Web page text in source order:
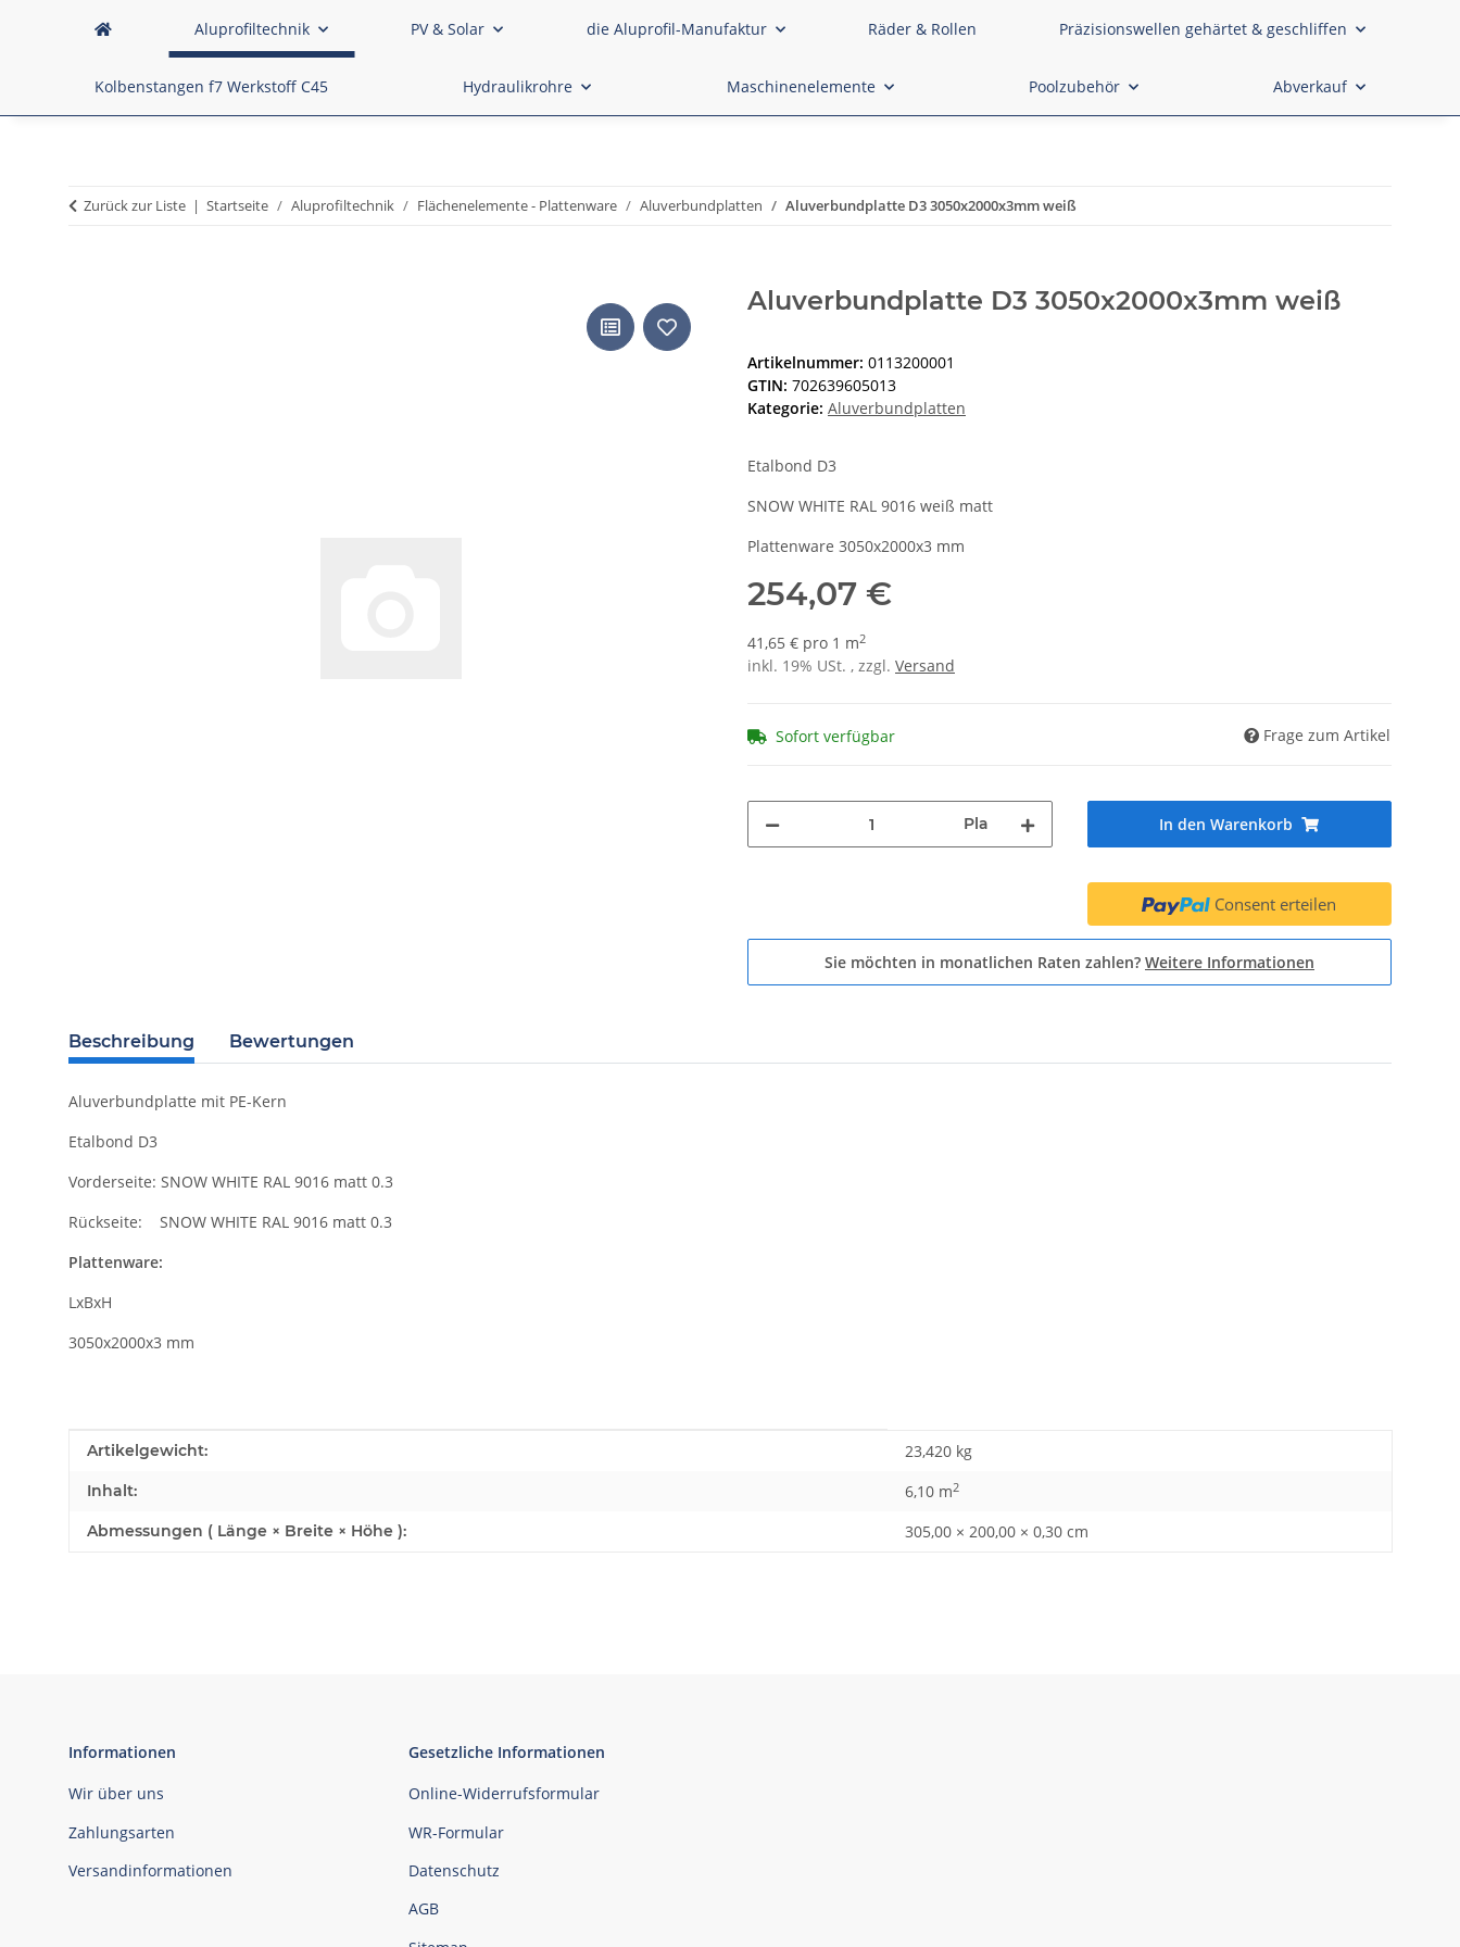
Aluprofiltechnik PV & Solar die Aluprofil-Manufaktur Räder & Rollen Präzisionswellen gehärtet & geschliffen
Kolbenstangen f7 Werkstoff C45 Hydraulikrohre Maschinenelemente Poolzubehör Abverkauf
Zurück zur Liste Startseite Aluprofiltechnik Flächenelemente - Plattenware Aluverbundplatten Aluverbundplatte D3 3050x2000x3mm weiß
Aluverbundplatte D3 3050x2000x3mm weiß
Artikelnummer: 0113200001
GTIN: 702639605013
Kategorie: Aluverbundplatten
Etalbond D3
SNOW WHITE RAL 9016 weiß matt
Plattenware 3050x2000x3 mm
254,07 €
41,65 € pro 1 m2
inkl. 19% USt. , zzgl. Versand
Sofort verfügbar Frage zum Artikel
Pla In den Warenkorb
Consent erteilen
Sie möchten in monatlichen Raten zahlen? Weitere Informationen
Beschreibung Bewertungen
Aluverbundplatte mit PE-Kern
Etalbond D3
Vorderseite: SNOW WHITE RAL 9016 matt 0.3
Rückseite: SNOW WHITE RAL 9016 matt 0.3
Plattenware:
LxBxH
3050x2000x3 mm
Produkteigenschaft
Wert
Artikelgewicht: 23,420 kg
Inhalt: 6,10 m2
Abmessungen ( Länge × Breite × Höhe ): 305,00 × 200,00 × 0,30 cm
Informationen
Wir über uns
Zahlungsarten
Versandinformationen
Gesetzliche Informationen
Online-Widerrufsformular
WR-Formular
Datenschutz
AGB